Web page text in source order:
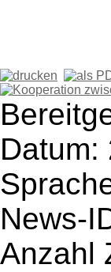
Datum:
News-
Anzahl